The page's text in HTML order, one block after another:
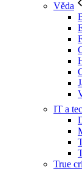
Věda
IT a
True